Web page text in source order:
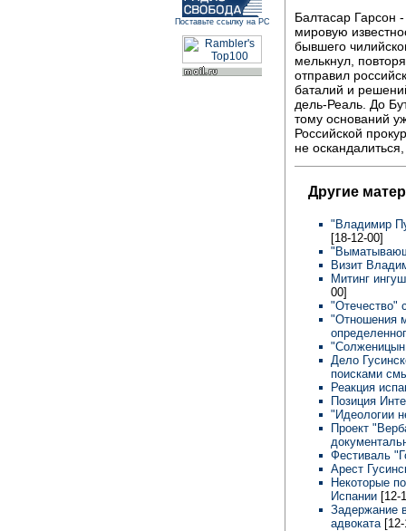
Поставьте ссылку на РС
Балтасар Гарсон
мировую
бывшего
мелькнул,
отправил
баталий и
дель-Реаль. До
тому оснований
Российской
не
Другие
"Владимир
[18-12-00]
Визит
Митинг
00]
"Отечество"
"Отношения
Дело
поисками
Реакция
Позиция
"Идеологии
Проект
Фестиваль
Арест
Некоторые
Испании [12-
Задержание
адвоката